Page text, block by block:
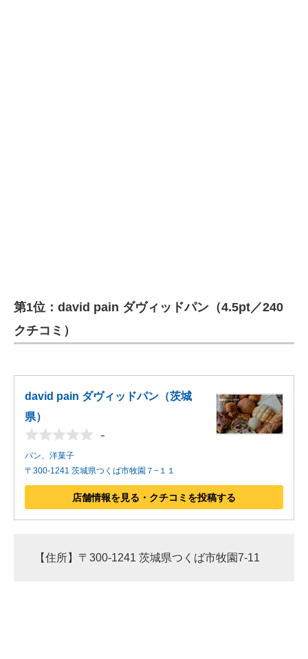
第1位：david pain ダヴィッドパン（4.5pt／240
クチコミ）
david pain ダヴィッドパン（茨城
県）
-
パン、洋菓子
〒300-1241 茨城県つくば市牧園７−１１
店舗情報を見る・クチコミを投稿する
【住所】〒300-1241 茨城県つくば市牧園7-11